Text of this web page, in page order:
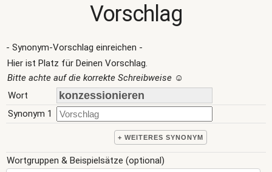
Vorschlag
- Synonym-Vorschlag einreichen -
Hier ist Platz für Deinen Vorschlag.
Bitte achte auf die korrekte Schreibweise ☺
Wort
Synonym 1
+ WEITERES SYNONYM
Wortgruppen & Beispielsätze (optional)